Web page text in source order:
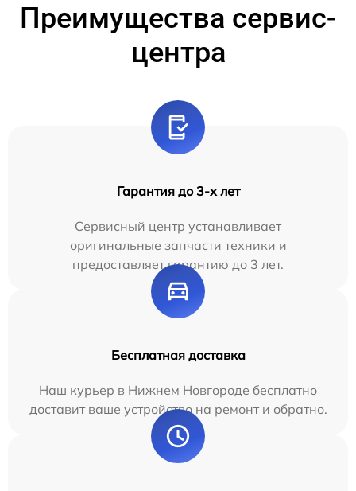
Преимущества сервис-
центра
Гарантия до 3-х лет
Сервисный центр устанавливает
оригинальные запчасти техники и
предоставляет гарантию до 3 лет.
Бесплатная доставка
Наш курьер в Нижнем Новгороде бесплатно
доставит ваше устройство на ремонт и обратно.